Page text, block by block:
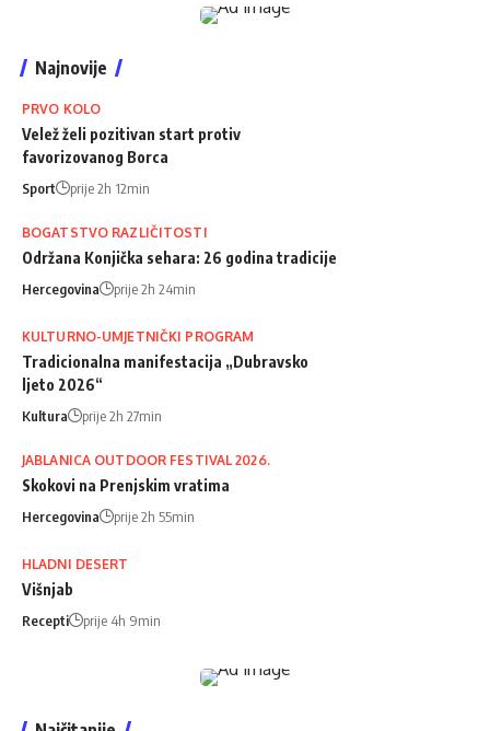
Najnovije
PRVO KOLO
Velež želi pozitivan start protiv
favorizovanog Borca
Sport prije 2h 12min
BOGATSTVO RAZLIČITOSTI
Održana Konjička sehara: 26 godina tradicije
Hercegovina prije 2h 24min
KULTURNO-UMJETNIČKI PROGRAM
Tradicionalna manifestacija „Dubravsko
ljeto 2026“
Kultura prije 2h 27min
JABLANICA OUTDOOR FESTIVAL 2026.
Skokovi na Prenjskim vratima
Hercegovina prije 2h 55min
HLADNI DESERT
Višnjab
Recepti prije 4h 9min